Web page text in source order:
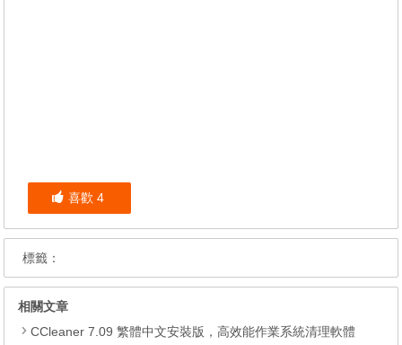
喜歡 4
標籤：
相關文章
CCleaner 7.09 繁體中文安裝版，高效能作業系統清理軟體